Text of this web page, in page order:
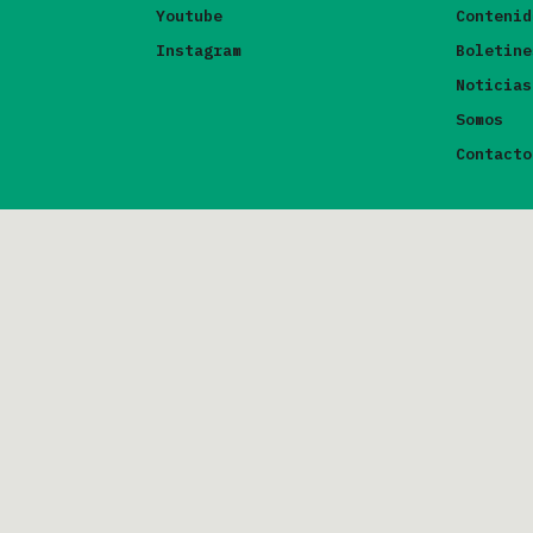
Youtube
Instagram
Noticias
Somos
Contacto